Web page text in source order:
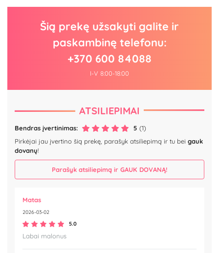
Šią prekę užsakyti galite ir
paskambinę telefonu:
+370 600 84088
I-V 8:00-18:00
ATSILIEPIMAI
Bendras įvertinimas: 5 (1)
Pirkėjai jau įvertino šią prekę, parašyk atsiliepimą ir tu bei gauk
dovanų!
Parašyk atsiliepimą ir GAUK DOVANĄ!
Matas
2026-03-02
5.0
Labai malonus